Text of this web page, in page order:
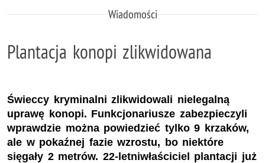
Wiadomości
Plantacja konopi zlikwidowana
Świeccy kryminalni zlikwidowali nielegalną
uprawę konopi. Funkcjonariusze zabezpieczyli
wprawdzie można powiedzieć tylko 9 krzaków,
ale w pokaźnej fazie wzrostu, bo niektóre
sięgały 2 metrów. 22-letniwłaściciel plantacji już